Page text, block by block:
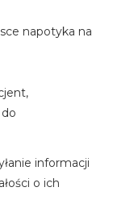
napotyka na
informacji
o ich